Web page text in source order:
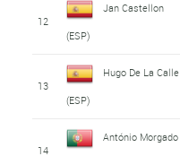
12
Jan Castellon
(ESP)
13
Hugo De La Calle
(ESP)
14
António Morgado